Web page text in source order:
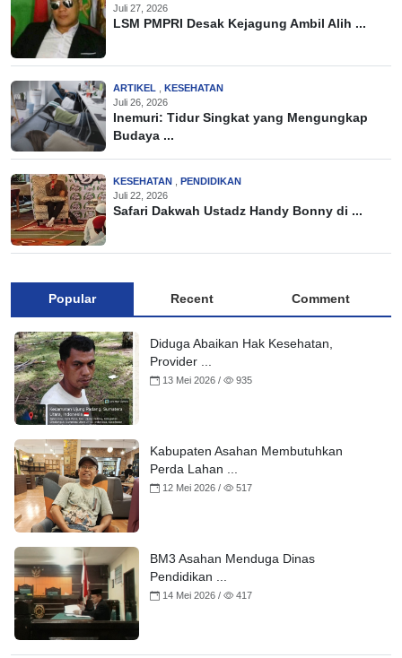
Juli 27, 2026
LSM PMPRI Desak Kejagung Ambil Alih ...
ARTIKEL
KESEHATAN
Juli 26, 2026
Inemuri: Tidur Singkat yang Mengungkap
Budaya ...
KESEHATAN
PENDIDIKAN
Juli 22, 2026
Safari Dakwah Ustadz Handy Bonny di ...
Popular Recent Comment
Diduga Abaikan Hak Kesehatan,
Provider ...
13 Mei 2026 / 935
Kabupaten Asahan Membutuhkan
Perda Lahan ...
12 Mei 2026 / 517
BM3 Asahan Menduga Dinas
Pendidikan ...
14 Mei 2026 / 417